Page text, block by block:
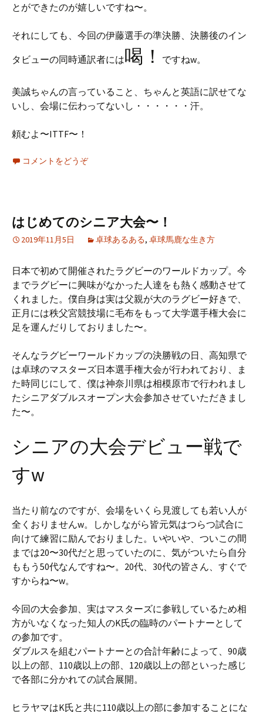
とができたのが嬉しいですね〜。
それにしても、今回の伊藤選手の準決勝、決勝後のイン
タビューの同時通訳者には喝！ ですねw。
美誠ちゃんの言っていること、ちゃんと英語に訳せてな
いし、会場に伝わってないし・・・・・・汗。
頼むよ〜ITTF〜！
コメントをどうぞ
はじめてのシニア大会〜！
2019年11月5日 卓球あるある, 卓球馬鹿な生き方
日本で初めて開催されたラグビーのワールドカップ。今
までラグビーに興味がなかった人達をも熱く感動させて
くれました。僕自身は実は父親が大のラグビー好きで、
正月には秩父宮競技場に毛布をもって大学選手権大会に
足を運んだりしておりました〜。
そんなラグビーワールドカップの決勝戦の日、高知県で
は卓球のマスターズ日本選手権大会が行われており、ま
た時同じにして、僕は神奈川県は相模原市で行われまし
たシニアダブルスオープン大会参加させていただきまし
た〜。
シニアの大会デビュー戦で
すw
当たり前なのですが、会場をいくら見渡しても若い人が
全くおりませんw。しかしながら皆元気はつらつ試合に
向けて練習に励んでおりました。いやいや、ついこの間
までは20〜30代だと思っていたのに、気がついたら自分
ももう50代なんですね〜。20代、30代の皆さん、すぐで
すからね〜w。
今回の大会参加、実はマスターズに参戦しているため相
方がいなくなった知人のK氏の臨時のパートナーとして
の参加です。
ダブルスを組むパートナーとの合計年齢によって、90歳
以上の部、110歳以上の部、120歳以上の部といった感じ
で各部に分かれての試合展開。
ヒラヤマはK氏と共に110歳以上の部に参加することにな